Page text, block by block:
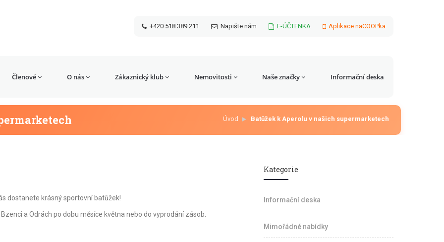
+420 518 389 211 Napište nám E-ÚČTENKA Aplikace naCOOPka
Členové O nás Zákaznický klub Nemovitosti Naše značky Informační deska
Úvod Batůžek k Aperolu v našich supermarketech
dostanete krásný sportovní batůžek!
a Odrách po dobu měsíce května nebo do vyprodání zásob.
Kategorie
Informační deska
Mimořádné nabídky